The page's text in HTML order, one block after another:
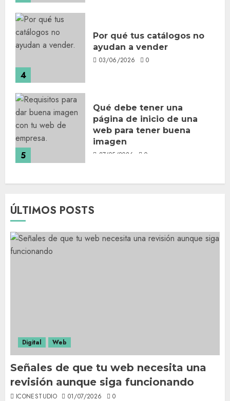
4
Por qué tus catálogos no
ayudan a vender
03/06/2026 0
5
Qué debe tener una
página de inicio de una
web para tener buena
imagen
27/05/2026 0
ÚLTIMOS POSTS
Digital Web
Señales de que tu web necesita una
revisión aunque siga funcionando
ICONESTUDIO 01/07/2026 0